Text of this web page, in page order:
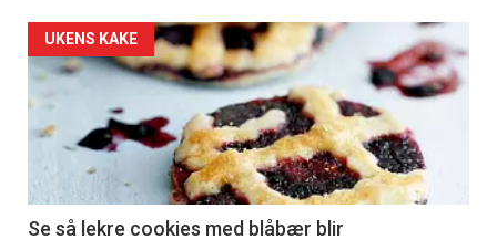
Forsiden
akkurat
nå
6
UKENS KAKE
Se så lekre cookies med blåbær blir